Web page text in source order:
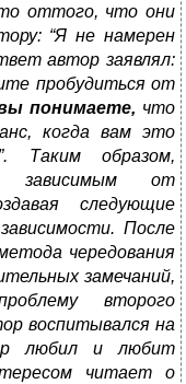
оттого, что они
“Я не намерен
автор заявлял:
пробудиться от
понимаете, что
когда вам это
Таким образом,
зависимым от
следующие
После
чередования
замечаний,
второго
воспитывался на
любил и любит
читает о